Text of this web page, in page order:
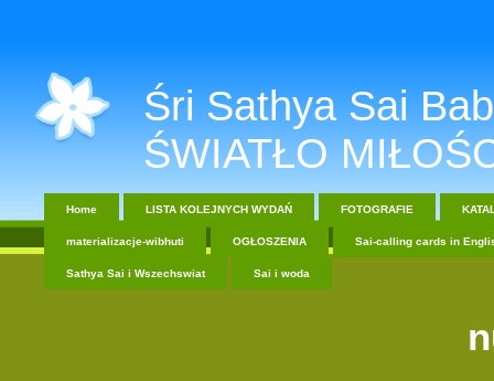
Śri Sathya Sai
ŚWIATŁO
Home LISTA KOLEJNYCH WYDAŃ FOTOGRAFIE
materializacje-wibhuti OGŁOSZENIA Sai-calling cards in
Sathya Sai i Wszechswiat Sai i woda